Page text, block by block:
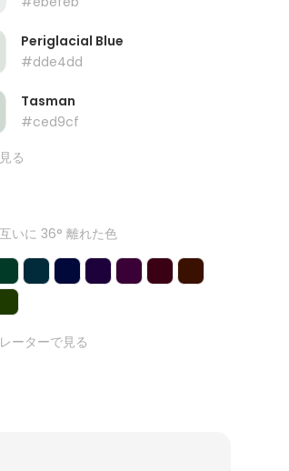
Periglacial Blue
#dde4dd
Tasman
#ced9cf
る
いに 36° 離れた色
ーターで見る